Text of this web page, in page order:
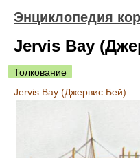
Энциклопедия
Jervis Bay
Толкование
Jervis Bay (Джервис Бей)